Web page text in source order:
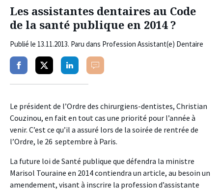
Les assistantes dentaires au Code
de la santé publique en 2014 ?
Publié le 13.11.2013. Paru dans Profession Assistant(e) Dentaire
PartagerPartagerPartagerCommenter
Le président de l’Ordre des chirurgiens-dentistes, Christian
Couzinou, en fait en tout cas une priorité pour l’année à
venir. C’est ce qu’il a assuré lors de la soirée de rentrée de
l’Ordre, le 26 septembre à Paris.
La future loi de Santé publique que défendra la ministre
Marisol Touraine en 2014 contiendra un article, au besoin un
amendement, visant à inscrire la profession d’assistante